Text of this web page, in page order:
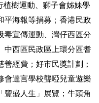
樹運動、獅子會姊妹學
平海報等捐募；香港民政
毒宣傳運動、灣仔西區分
中西區民政區上環分區耆
經費；好市民獎計劃；
會達言學校聾啞兒童遊樂
豐盛人生」展覽；牛頭角